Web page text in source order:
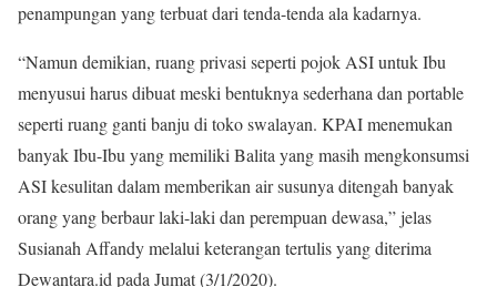
penampungan yang terbuat dari tenda-tenda ala kadarnya.
“Namun demikian, ruang privasi seperti pojok ASI untuk Ibu
menyusui harus dibuat meski bentuknya sederhana dan portable
seperti ruang ganti banju di toko swalayan. KPAI menemukan
banyak Ibu-Ibu yang memiliki Balita yang masih mengkonsumsi
ASI kesulitan dalam memberikan air susunya ditengah banyak
orang yang berbaur laki-laki dan perempuan dewasa,” jelas
Susianah Affandy melalui keterangan tertulis yang diterima
Dewantara.id pada Jumat (3/1/2020).